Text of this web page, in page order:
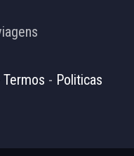
Termos - Politicas